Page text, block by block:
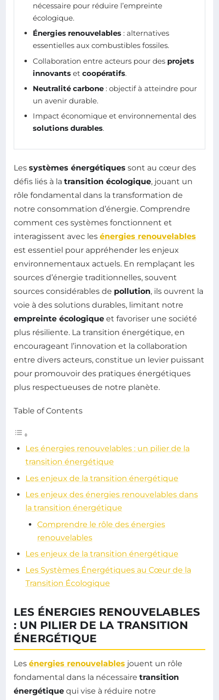
nécessaire pour réduire l’empreinte
écologique.
Énergies renouvelables : alternatives
essentielles aux combustibles fossiles.
Collaboration entre acteurs pour des projets
innovants et coopératifs.
Neutralité carbone : objectif à atteindre pour
un avenir durable.
Impact économique et environnemental des
solutions durables.
Les systèmes énergétiques sont au cœur des
défis liés à la transition écologique, jouant un
rôle fondamental dans la transformation de
notre consommation d’énergie. Comprendre
comment ces systèmes fonctionnent et
interagissent avec les énergies renouvelables
est essentiel pour appréhender les enjeux
environnementaux actuels. En remplaçant les
sources d’énergie traditionnelles, souvent
sources considérables de pollution, ils ouvrent la
voie à des solutions durables, limitant notre
empreinte écologique et favoriser une société
plus résiliente. La transition énergétique, en
encourageant l’innovation et la collaboration
entre divers acteurs, constitue un levier puissant
pour promouvoir des pratiques énergétiques
plus respectueuses de notre planète.
Table of Contents
Les énergies renouvelables : un pilier de la
transition énergétique
Les enjeux de la transition énergétique
Les enjeux des énergies renouvelables dans
la transition énergétique
Comprendre le rôle des énergies
renouvelables
Les enjeux de la transition énergétique
Les Systèmes Énergétiques au Cœur de la
Transition Écologique
LES ÉNERGIES RENOUVELABLES
: UN PILIER DE LA TRANSITION
ÉNERGÉTIQUE
Les énergies renouvelables jouent un rôle
fondamental dans la nécessaire transition
énergétique qui vise à réduire notre